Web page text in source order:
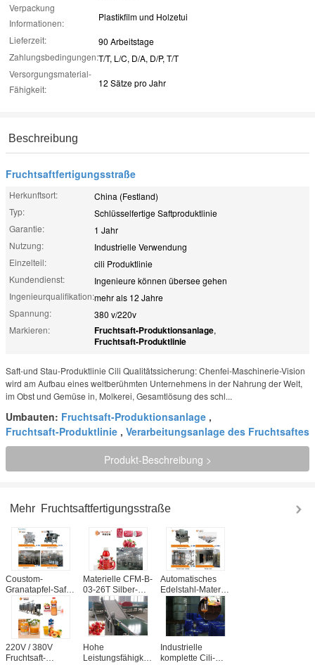
Verpackung
Informationen:
Plastikfilm und Holzetui
Lieferzeit:
90 Arbeitstage
Zahlungsbedingungen:T/T, L/C, D/A, D/P, T/T
Versorgungsmaterial-
Fähigkeit:
12 Sätze pro Jahr
Beschreibung
Fruchtsaftfertigungsstraße
Herkunftsort:
China (Festland)
Typ:
Schlüsselfertige Saftproduktlinie
Garantie:
1 Jahr
Nutzung:
Industrielle Verwendung
Einzelteil:
cili Produktlinie
Kundendienst:
Ingenieure können übersee gehen
Ingenieurqualifikation:mehr als 12 Jahre
Spannung:
380 v/220v
Markieren:
Fruchtsaft-Produktionsanlage,
Fruchtsaft-Produktlinie
Saft-und Stau-Produktlinie Cili Qualitätssicherung: Chenfei-Maschinerie-Vision
wird am Aufbau eines weltberühmten Unternehmens in der Nahrung der Welt,
im Obst und Gemüse in, Molkerei, Gesamtlösung des schl...
Umbauten: Fruchtsaft-Produktionsanlage ,
Fruchtsaft-Produktlinie , Verarbeitungsanlage des Fruchtsaftes
Produkt-Beschreibung >
Mehr Fruchtsaftfertigungsstraße
Coustom-
Granatapfel-Saft-
Fertigungsstraße
5T/Zertifikat H
ISO9001
Materielle CFM-B-
03-26T Silber-
Farbe der
Guajava-Frucht
Saftverarbeitungs-
Ausrüstungs-
SS304
Automatisches
Edelstahl-Material
der Kiwi-
Fruchtsaft-
Fertigungsstraße-
220V / 380V
Fruchtsaft-
Hohe
Leistungsfähigkeits-
Industrielle
komplette Cili-